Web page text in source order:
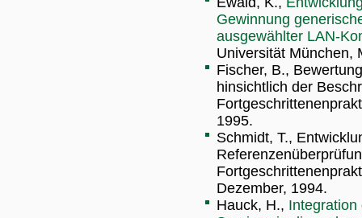
Gewinnung
ausgewählter LAN-
Universität München,
Fischer, B.,
hinsichtlich der
1995.
Schmidt, T.,
Dezember, 1994.
Hauck, H., Integration